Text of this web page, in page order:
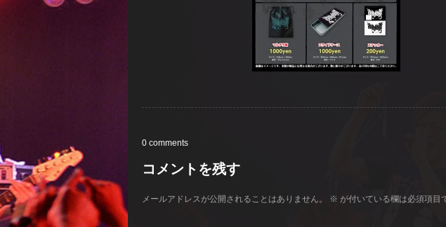
0 comments
コメントを残す
メールアドレスが公開されることはありません。 ※ が付いている欄は必須項目